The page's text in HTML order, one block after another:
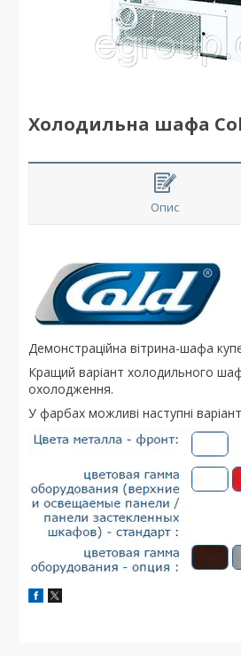
Холодильна шафа
Опис
Демонстраційна вітрина-шафа
Кращий варіант холодильного
охолодження.
У фарбах можливі наступні